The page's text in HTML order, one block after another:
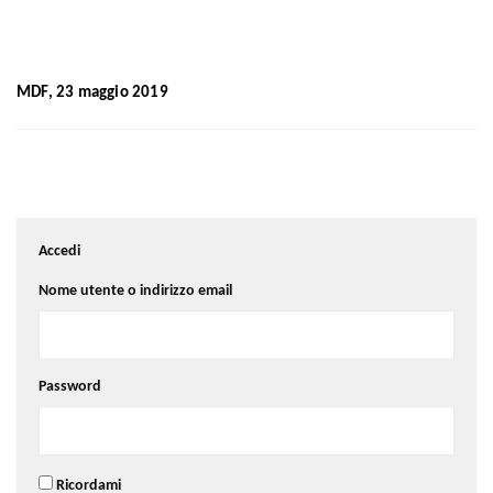
MDF, 23 maggio 2019
Accedi
Nome utente o indirizzo email
Password
Ricordami